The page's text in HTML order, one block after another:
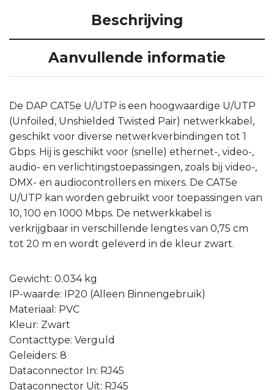
Beschrijving
Aanvullende informatie
De DAP CAT5e U/UTP is een hoogwaardige U/UTP
(Unfoiled, Unshielded Twisted Pair) netwerkkabel,
geschikt voor diverse netwerkverbindingen tot 1
Gbps. Hij is geschikt voor (snelle) ethernet-, video-,
audio- en verlichtingstoepassingen, zoals bij video-,
DMX- en audiocontrollers en mixers. De CAT5e
U/UTP kan worden gebruikt voor toepassingen van
10, 100 en 1000 Mbps. De netwerkkabel is
verkrijgbaar in verschillende lengtes van 0,75 cm
tot 20 m en wordt geleverd in de kleur zwart.
Gewicht: 0.034 kg
IP-waarde: IP20 (Alleen Binnengebruik)
Materiaal: PVC
Kleur: Zwart
Contacttype: Verguld
Geleiders: 8
Dataconnector In: RJ45
Dataconnector Uit: RJ45